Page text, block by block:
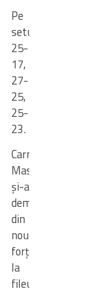
Pe
seturi
25-
17,
27-
25,
25-
23.
Carmela
Massip
și-a
demonstrat
din
nou
forța
la
fileu,